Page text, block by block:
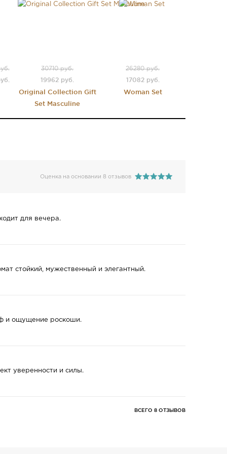
30710 руб.
19962 руб.
Original Collection Gift
Set Masculine
26280 руб.
17082 руб.
Woman Set
Оценка на основании 8 отзывов
для вечера.
стойкий, мужественный и элегантный.
и ощущение роскоши.
уверенности и силы.
ВСЕГО 8 ОТЗЫВОВ